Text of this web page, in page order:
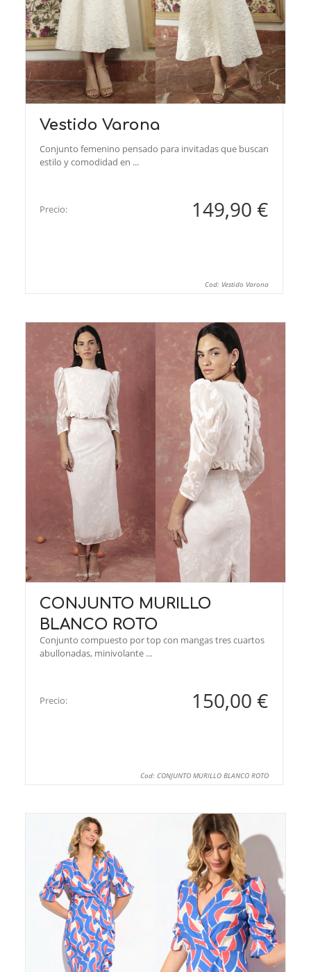
Vestido Varona
Conjunto femenino pensado para invitadas que buscan
estilo y comodidad en ...
Precio: 149,90 €
Cod: Vestido Varona
CONJUNTO MURILLO
BLANCO ROTO
Conjunto compuesto por top con mangas tres cuartos
abullonadas, minivolante ...
Precio: 150,00 €
Cod: CONJUNTO MURILLO BLANCO ROTO